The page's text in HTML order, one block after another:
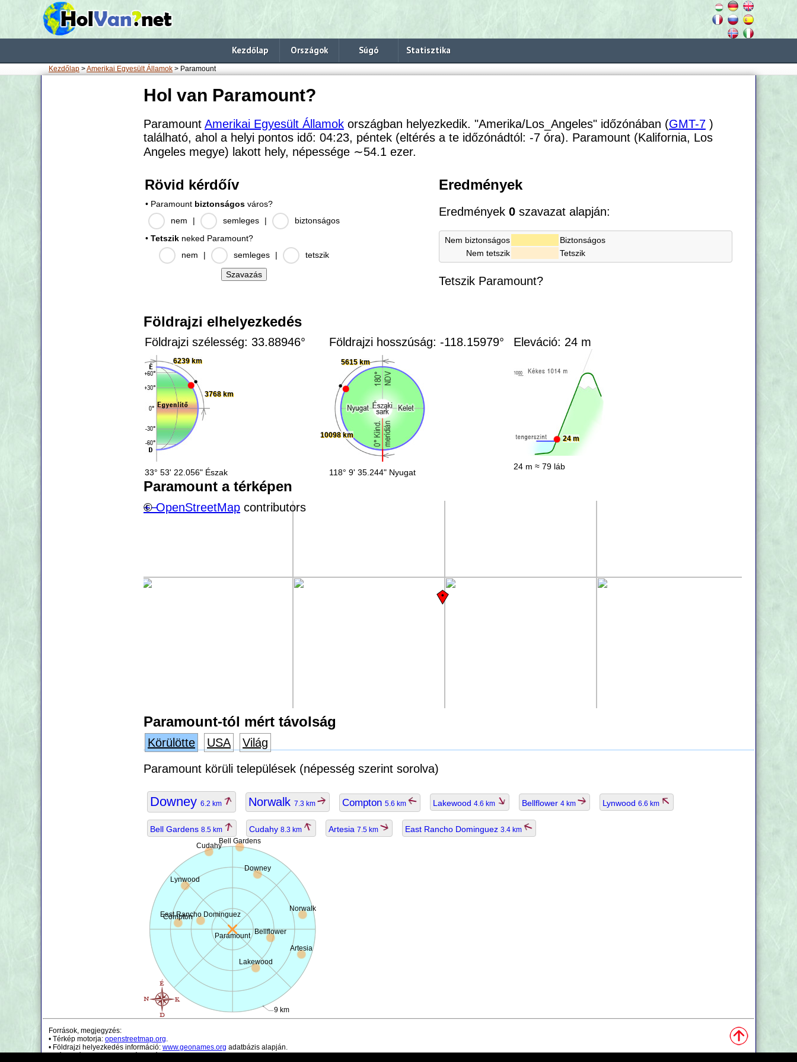
Kezdőlap Országok Súgó Statisztika
Kezdőlap >Amerikai Egyesült Államok > Paramount
Hol van Paramount?
Paramount Amerikai Egyesült Államok országban helyezkedik. "Amerika/Los_Angeles" időzónában (GMT-7 )
található, ahol a helyi pontos idő: 04:23, péntek (eltérés a te időzónádtól: -7 óra). Paramount (Kalifornia, Los
Angeles megye) lakott hely, népessége ∼54.1 ezer.
Rövid kérdőív
• Paramount biztonságos város?
nem
| semleges |
biztonságos
• Tetszik neked Paramount?
nem
| semleges | tetszik
Eredmények
Eredmények0 szavazat alapján:
Nem biztonságos
Biztonságos
Nem tetszik
Tetszik
Tetszik Paramount?
Földrajzi elhelyezkedés
Földrajzi szélesség: 33.88946°
6239 km
3768 km
33° 53' 22.056" Észak
Földrajzi hosszúság: -118.15979°
10098 km
5615 km
118° 9' 35.244" Nyugat
Eleváció: 24 m
24 m
24 m ≈ 79 láb
Paramount a térképen
+−
©OpenStreetMap contributors
Paramount-tól mért távolság
Körülötte USA
Világ
Paramount körüli települések (népesség szerint sorolva)
Downey 6.2 km Norwalk 7.3 km Compton 5.6 km Lakewood 4.6 km Bellflower 4 km Lynwood 6.6 km
Bell Gardens 8.5 km Cudahy 8.3 km Artesia 7.5 km East Rancho Dominguez 3.4 km
Paramount
9 km
Downey
Norwalk
Compton
Lakewood
Bellflower
Lynwood
Bell Gardens
Cudahy
Artesia
East Rancho Dominguez
Források, megjegyzés:
• Térkép motorja: openstreetmap.org.
• Földrajzi helyezkedés információ: www.geonames.org adatbázis alapján.